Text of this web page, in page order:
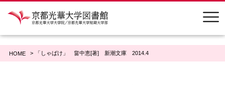
HOME 「しゃばけ」 畠中恵[著] 新潮文庫 2014.4